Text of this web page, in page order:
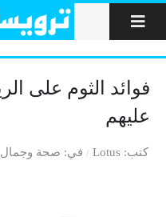
التخطي إلى المحتوى
عليهم
كتب Lotus في صحة وجمال